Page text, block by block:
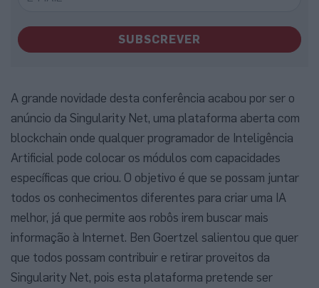
SUBSCREVER
A grande novidade desta conferência acabou por ser o
anúncio da Singularity Net, uma plataforma aberta com
blockchain onde qualquer programador de Inteligência
Artificial pode colocar os módulos com capacidades
específicas que criou. O objetivo é que se possam juntar
todos os conhecimentos diferentes para criar uma IA
melhor, já que permite aos robôs irem buscar mais
informação à Internet. Ben Goertzel salientou que quer
que todos possam contribuir e retirar proveitos da
Singularity Net, pois esta plataforma pretende ser